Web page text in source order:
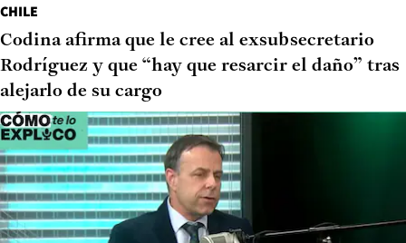
CHILE
Codina afirma que le cree al exsubsecretario
Rodríguez y que “hay que resarcir el daño” tras
alejarlo de su cargo